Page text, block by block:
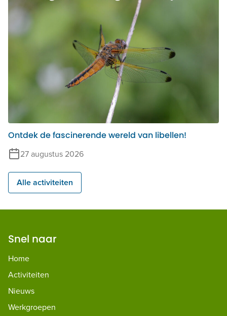
Ontdek de fascinerende wereld van libellen!
27 augustus 2026
Alle activiteiten
Snel naar
Home
Activiteiten
Nieuws
Werkgroepen